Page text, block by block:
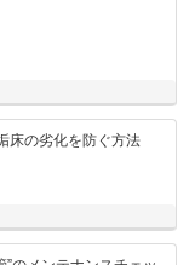
床の劣化を防ぐ方法